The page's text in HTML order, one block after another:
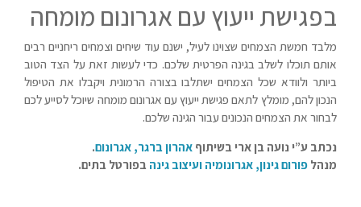
בפגישת ייעוץ עם אגרונום מומחה
מלבד חמשת הצמחים שצוינו לעיל, ישנם עוד שיחים וצמחים ריחניים רבים
אותם תוכלו לשלב בגינה הפרטית שלכם. כדי לעשות זאת על הצד הטוב
ביותר ולוודא שכל הצמחים ישתלבו בצורה הרמונית ויקבלו את הטיפול
הנכון להם, מומלץ לתאם פגישת ייעוץ עם אגרונום מומחה שיוכל לסייע לכם
לבחור את הצמחים הנכונים עבור הגינה שלכם.
נכתב ע”י נועה בן ארי בשיתוף אהרון ברגר, אגרונום.
מנהל פורום גינון, אגרונומיה ועיצוב גינה בפורטל בתים.